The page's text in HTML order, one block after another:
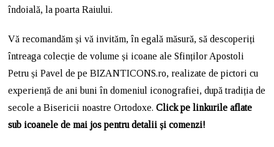
îndoială, la poarta Raiului.
Vă recomandăm și vă invităm, în egală măsură, să descoperiți
întreaga colecție de volume și icoane ale Sfinților Apostoli
Petru și Pavel de pe BIZANTICONS.ro, realizate de pictori cu
experiență de ani buni în domeniul iconografiei, după tradiția de
secole a Bisericii noastre Ortodoxe.Click pe linkurile aflate
sub icoanele de mai jos pentru detalii și comenzi!